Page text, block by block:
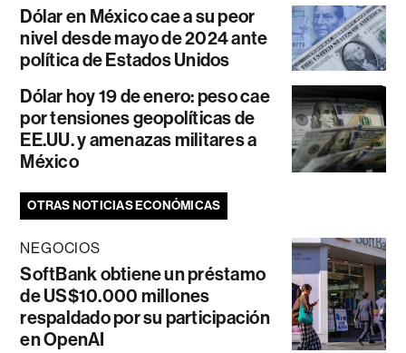
Dólar en México cae a su peor
nivel desde mayo de 2024 ante
política de Estados Unidos
Dólar hoy 19 de enero: peso cae
por tensiones geopolíticas de
EE.UU. y amenazas militares a
México
OTRAS NOTICIAS ECONÓMICAS
NEGOCIOS
SoftBank obtiene un préstamo
de US$10.000 millones
respaldado por su participación
en OpenAI